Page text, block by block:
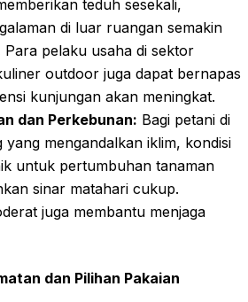
teduh sesekali,
di luar ruangan semakin
Para pelaku usaha di sektor
outdoor juga dapat bernapas
kunjungan akan meningkat.
dan Perkebunan: Bagi petani di
yang mengandalkan iklim, kondisi
untuk pertumbuhan tanaman
sinar matahari cukup.
juga membantu menjaga
dan Pilihan Pakaian